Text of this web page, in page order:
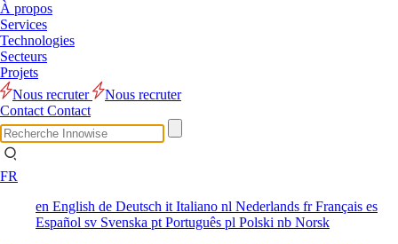
À propos
Services
Technologies
Secteurs
Projets
Nous recruter
Nous recruter
Contact Contact
FR
en English de Deutsch it Italiano nl Nederlands frFrançais es
Español sv Svenska pt Português pl Polski nb Norsk